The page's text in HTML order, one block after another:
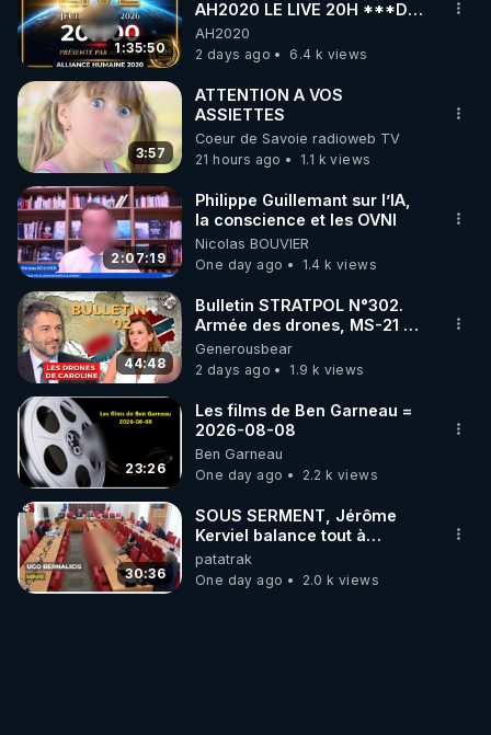
1:35:50
AH2020 LE LIVE 20H ***DU
06/08/2026***
AH2020
2 days ago
6.4 k views
3:57
ATTENTION A VOS
ASSIETTES
Coeur de Savoie radioweb TV
21 hours ago
1.1 k views
2:07:19
Philippe Guillemant sur l’IA,
la conscience et les OVNI
Nicolas BOUVIER
One day ago
1.4 k views
44:48
Bulletin STRATPOL N°302.
Armée des drones, MS-21 en
série, missiles coréens.
07.08.2026.
Generousbear
2 days ago
1.9 k views
23:26
Les films de Ben Garneau =
2026-08-08
Ben Garneau
One day ago
2.2 k views
30:36
SOUS SERMENT, Jérôme
Kerviel balance tout à
l'Assemblée !
patatrak
One day ago
2.0 k views